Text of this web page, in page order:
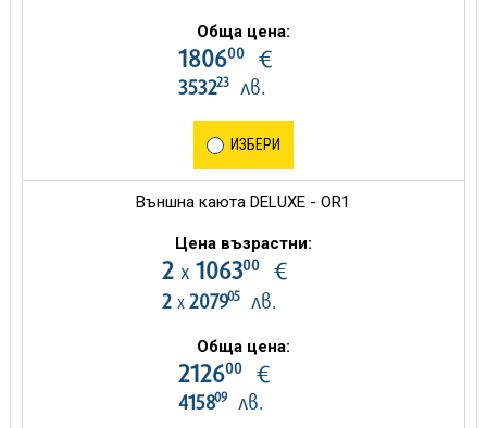
Обща цена:
180600€
353223лв.
ИЗБЕРИ
Външна каюта DELUXE - OR1
Цена възрастни:
2 х 106300€
2 х 207905лв.
Обща цена:
212600€
415809лв.